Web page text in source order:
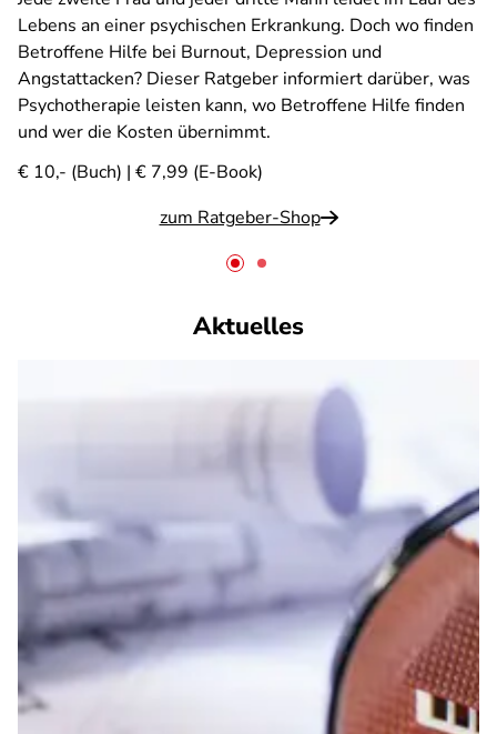
Lebens an einer psychischen Erkrankung. Doch wo finden
Betroffene Hilfe bei Burnout, Depression und
Angstattacken? Dieser Ratgeber informiert darüber, was
Psychotherapie leisten kann, wo Betroffene Hilfe finden
und wer die Kosten übernimmt.
€ 10,- (Buch) | € 7,99 (E-Book)
zum Ratgeber-Shop
Aktuelles